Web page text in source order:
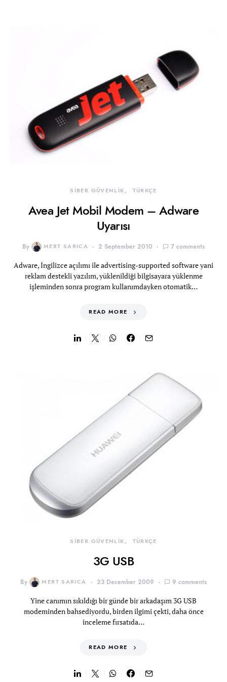
SİBER GÜVENLİK TÜRKÇE
Avea Jet Mobil Modem – Adware
Uyarısı
By MERT SARICA 2 September 2010 7 comments
Adware, İngilizce açılımı ile advertising-supported software yani
reklam destekli yazılım, yüklenildiği bilgisayara yüklenme
işleminden sonra program kullanımdayken otomatik…
READ MORE
SİBER GÜVENLİK TÜRKÇE
3G USB
By MERT SARICA 23 December 2009 9 comments
Yine canımın sıkıldığı bir günde bir arkadaşım 3G USB
modeminden bahsediyordu, birden ilgimi çekti, daha önce
inceleme fırsatıda…
READ MORE